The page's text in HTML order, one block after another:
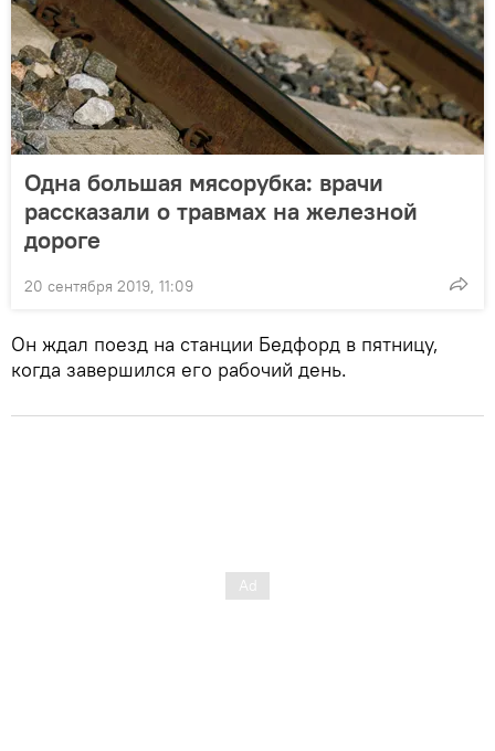
Одна большая мясорубка: врачи
рассказали о травмах на железной
дороге
20 сентября 2019, 11:09
Он ждал поезд на станции Бедфорд в пятницу,
когда завершился его рабочий день.